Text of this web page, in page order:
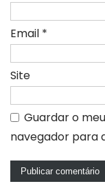
Email *
Site
Guardar o
navegador para